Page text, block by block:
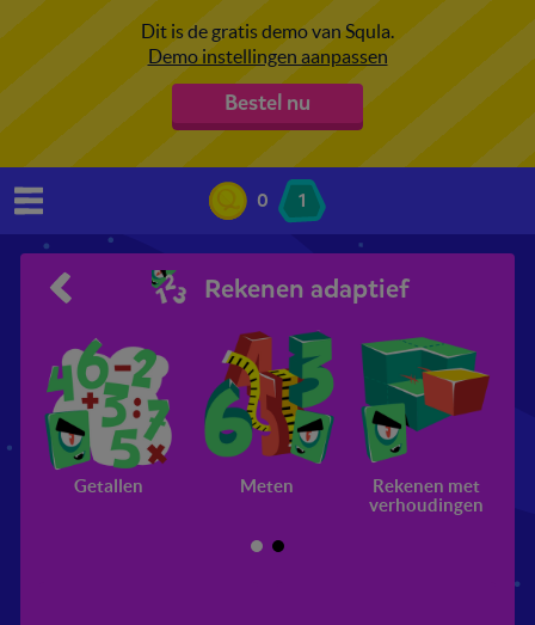
Dit is de gratis demo van Squla.
Demo instellingen aanpassen
Bestel nu
0 1
Rekenen adaptief
Getallen Meten
Rekenen met
verhoudingen